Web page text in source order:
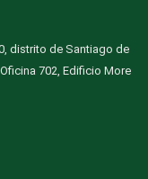
distrito de Santiago de
702, Edificio More